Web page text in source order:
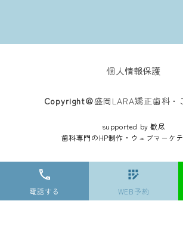
電話する WEB予約
個人情報保護
Copyright＠盛岡LARA矯正歯科・
supported by 歓尽
歯科専門のHP制作・ウェブマーケ